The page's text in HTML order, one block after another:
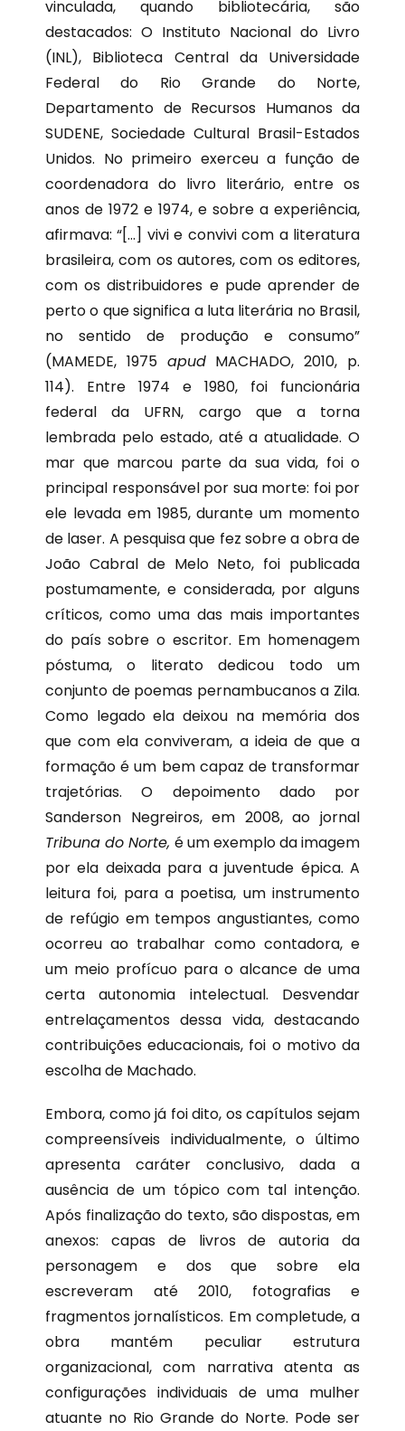
vinculada, quando bibliotecária, são
destacados: O Instituto Nacional do Livro
(INL), Biblioteca Central da Universidade
Federal do Rio Grande do Norte,
Departamento de Recursos Humanos da
SUDENE, Sociedade Cultural Brasil-Estados
Unidos. No primeiro exerceu a função de
coordenadora do livro literário, entre os
anos de 1972 e 1974, e sobre a experiência,
afirmava: “[…] vivi e convivi com a literatura
brasileira, com os autores, com os editores,
com os distribuidores e pude aprender de
perto o que significa a luta literária no Brasil,
no sentido de produção e consumo”
(MAMEDE, 1975 apudMACHADO, 2010, p.
114). Entre 1974 e 1980, foi funcionária
federal da UFRN, cargo que a torna
lembrada pelo estado, até a atualidade. O
mar que marcou parte da sua vida, foi o
principal responsável por sua morte: foi por
ele levada em 1985, durante um momento
de laser. A pesquisa que fez sobre a obra de
João Cabral de Melo Neto, foi publicada
postumamente, e considerada, por alguns
críticos, como uma das mais importantes
do país sobre o escritor. Em homenagem
póstuma, o literato dedicou todo um
conjunto de poemas pernambucanos a Zila.
Como legado ela deixou na memória dos
que com ela conviveram, a ideia de que a
formação é um bem capaz de transformar
trajetórias. O depoimento dado por
Sanderson Negreiros, em 2008, ao jornal
Tribuna do Norte, é um exemplo da imagem
por ela deixada para a juventude épica. A
leitura foi, para a poetisa, um instrumento
de refúgio em tempos angustiantes, como
ocorreu ao trabalhar como contadora, e
um meio profícuo para o alcance de uma
certa autonomia intelectual. Desvendar
entrelaçamentos dessa vida, destacando
contribuições educacionais, foi o motivo da
escolha de Machado.
Embora, como já foi dito, os capítulos sejam
compreensíveis individualmente, o último
apresenta caráter conclusivo, dada a
ausência de um tópico com tal intenção.
Após finalização do texto, são dispostas, em
anexos: capas de livros de autoria da
personagem e dos que sobre ela
escreveram até 2010, fotografias e
fragmentos jornalísticos. Em completude, a
obra mantém peculiar estrutura
organizacional, com narrativa atenta as
configurações individuais de uma mulher
atuante no Rio Grande do Norte. Pode ser